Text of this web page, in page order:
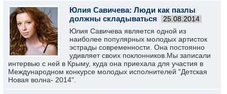
Юлия Савичева: Люди как пазлы
должны складываться
25.08.2014
Юлия Савичева является одной из
наиболее популярных молодых артисток
эстрады современности. Она постоянно
удивляет своих поклонников.Мы записали
интервью с ней в Крыму, куда она приехала для участия в
Международном конкурсе молодых исполнителей "Детская
Новая волна- 2014".